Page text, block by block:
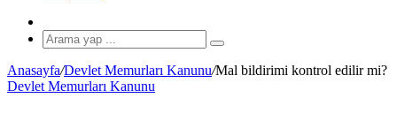
Makale
Arama
yap
...
Anasayfa/Devlet Memurları Kanunu/Mal bildirimi kontrol edilir mi?
Devlet Memurları Kanunu